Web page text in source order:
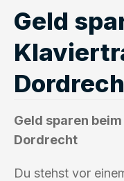
Geld
Geld sparen beim
Dordrecht
Du stehst vor